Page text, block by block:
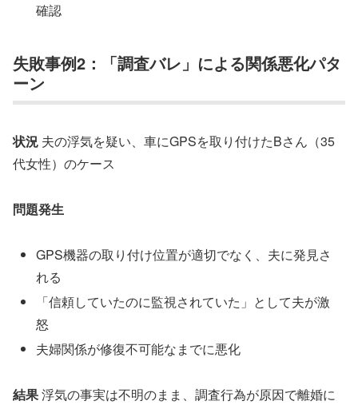
確認
失敗事例2：「調査バレ」による関係悪化パタ
ーン
状況 夫の浮気を疑い、車にGPSを取り付けたBさん（35
代女性）のケース
問題発生
GPS機器の取り付け位置が適切でなく、夫に発見さ
れる
「信頼していたのに監視されていた」として夫が激
怒
夫婦関係が修復不可能なまでに悪化
結果浮気の事実は不明のまま、調査行為が原因で離婚に